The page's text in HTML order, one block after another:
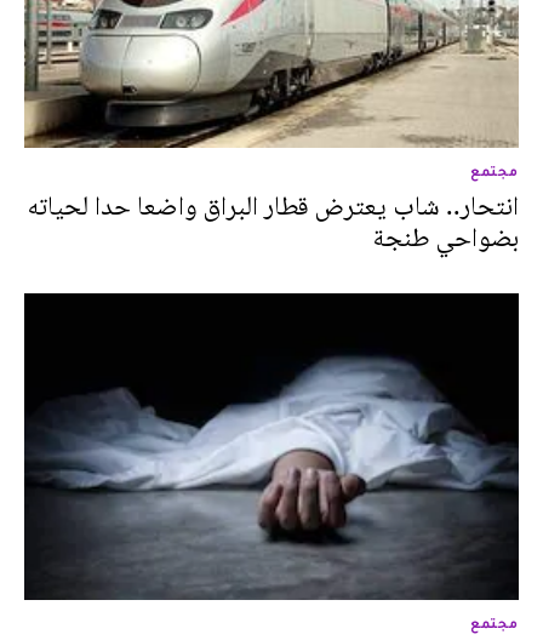
مجتمع
انتحار.. شاب يعترض قطار البراق واضعا حدا لحياته
بضواحي طنجة
مجتمع